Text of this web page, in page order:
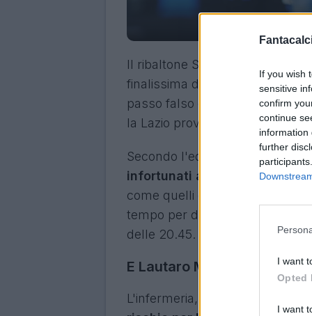
If you wish
sensitive
confirm
continue
information
further
I want
Opted
I want
Inter, in tre pronti al
Il ribaltone Scudetto anima gli
finalissima di Champions
passo falso del Napoli ha dato
la Lazio proverà (e spererà)
Secondo l'edizione odierna del
infortunati a disposizione
come quelli di
tempo per domenica i rispettivi
delle 20.45.
E Lautaro Martinez
L'infermeria, però, non si